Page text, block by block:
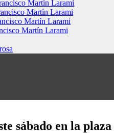
Martín Larami
Martín Larami
Martín Larami
Martín Larami
sábado en la